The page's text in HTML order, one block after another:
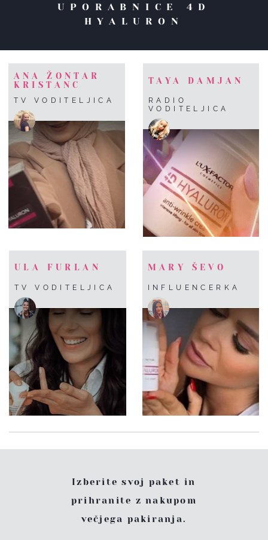
UPORABNICE 4D
HYALURON
ANA ŽONTAR
KRISTANC
TV VODITELJICA
TAYA DAMJAN
RADIO
VODITELJICA
ULA FURLAN
TV VODITELJICA
MARY ŠEVO
INFLUENCERKA
Izberite svoj paket in
prihranite z nakupom
večjega pakiranja.